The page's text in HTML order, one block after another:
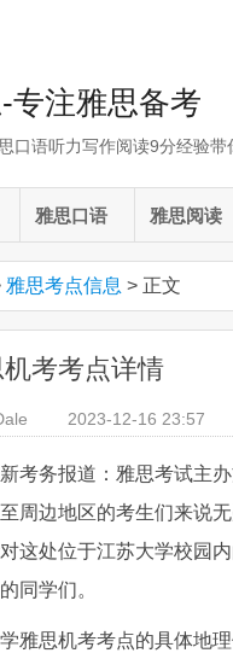
专注雅思备考
口语听力写作阅读9分经验带
雅思口语 雅思阅读
雅思考点信息 > 正文
考考点详情
2023-12-16 23:57
考务报道：雅思考试主
周边地区的考生们来说
这处位于江苏大学校园
同学们。
雅思机考考点的具体地理